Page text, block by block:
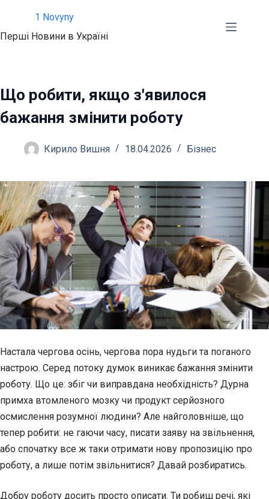
вмісту
1 Novyny
Перші Новини в Україні
Що робити, якщо з'явилося
бажання змінити роботу
Кирило Вишня 18.04.2026 Бізнес
Настала чергова осінь, чергова пора нудьги та поганого
настрою. Серед потоку думок виникає бажання змінити
роботу. Що це: збіг чи виправдана необхідність? Дурна
примха втомленого мозку чи продукт серйозного
осмислення розумної людини? Але найголовніше, що
тепер робити: не гаючи часу, писати заяву на звільнення,
або спочатку все ж таки отримати нову пропозицію про
роботу, а лише потім звільнитися? Давай розбиратись.
Добру роботу досить просто описати. Ти робиш речі, які